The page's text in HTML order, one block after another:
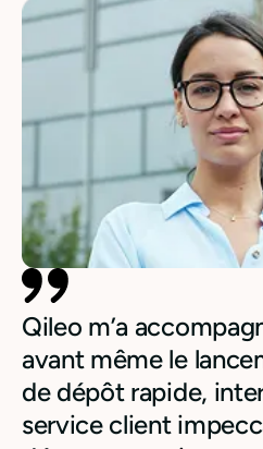
Qileo m’a
avant même le
de dépôt rapide,
service client